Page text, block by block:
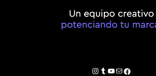
Instagram
Tumblr
YouTube
Correo electrónico
Facebook